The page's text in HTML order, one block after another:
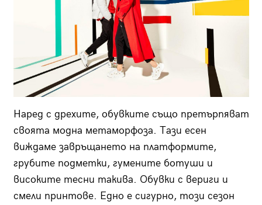
Наред с дрехите, обувките също претърпяват
своята модна метаморфоза. Тази есен
виждаме завръщането на платформите,
грубите подметки, гумените ботуши и
високите тесни такива. Обувки с вериги и
смели принтове. Едно е сигурно, този сезон